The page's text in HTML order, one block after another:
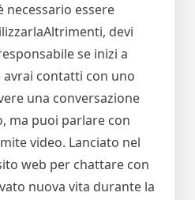
necessario essere
devi
se inizi a
contatti con uno
una conversazione
ma puoi parlare con
video. Lanciato nel
web per chattare con
nuova vita durante la